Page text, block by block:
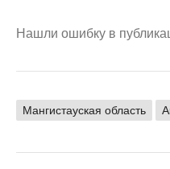
Нашли ошибку в
Мангистауская область